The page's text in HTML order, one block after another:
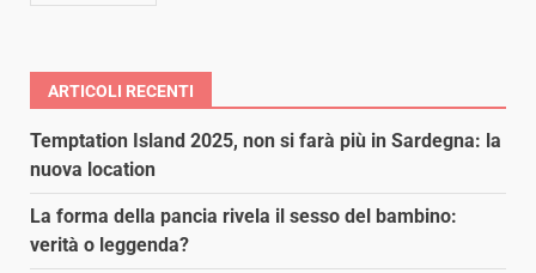
ARTICOLI RECENTI
Temptation Island 2025, non si farà più in Sardegna: la
nuova location
La forma della pancia rivela il sesso del bambino:
verità o leggenda?